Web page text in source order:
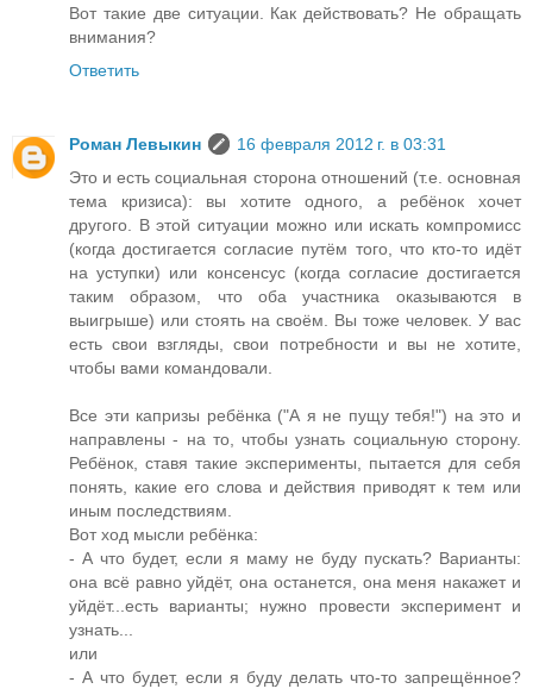
Вот такие две ситуации. Как действовать? Не обращать
внимания?
Ответить
Роман Левыкин
16 февраля 2012 г. в 03:31
Это и есть социальная сторона отношений (т.е. основная
тема кризиса): вы хотите одного, а ребёнок хочет
другого. В этой ситуации можно или искать компромисс
(когда достигается согласие путём того, что кто-то идёт
на уступки) или консенсус (когда согласие достигается
таким образом, что оба участника оказываются в
выигрыше) или стоять на своём. Вы тоже человек. У вас
есть свои взгляды, свои потребности и вы не хотите,
чтобы вами командовали.
Все эти капризы ребёнка ("А я не пущу тебя!") на это и
направлены - на то, чтобы узнать социальную сторону.
Ребёнок, ставя такие эксперименты, пытается для себя
понять, какие его слова и действия приводят к тем или
иным последствиям.
Вот ход мысли ребёнка:
- А что будет, если я маму не буду пускать? Варианты:
она всё равно уйдёт, она останется, она меня накажет и
уйдёт...есть варианты; нужно провести эксперимент и
узнать...
или
- А что будет, если я буду делать что-то запрещённое?